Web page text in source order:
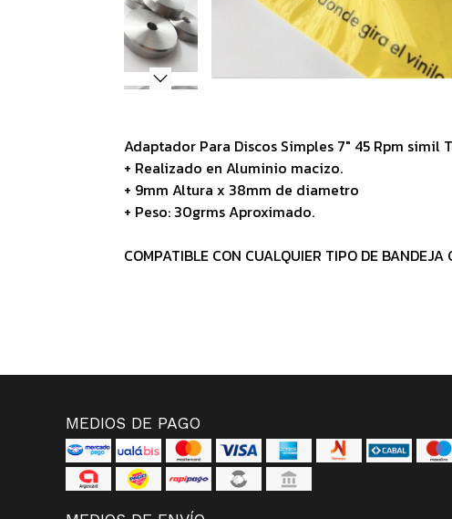
Adaptador Para Discos Simples 7" 45 Rpm simil
+ Realizado en Aluminio macizo.
+ 9mm Altura x 38mm de diametro
+ Peso: 30grms Aproximado.
COMPATIBLE CON CUALQUIER TIPO DE BANDEJA
MEDIOS DE PAGO